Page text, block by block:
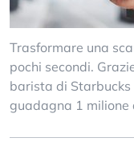
Trasformare una
pochi secondi.
barista di
guadagna 1 milione